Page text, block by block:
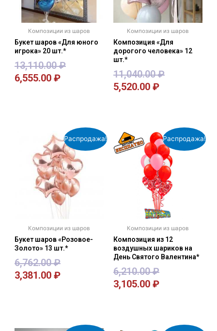
Композиции из шаров
Букет шаров «Для юного
игрока» 20 шт.*
13,110.00₽
6,555.00 ₽
Композиции из шаров
Композиция «Для
дорогого человека» 12
шт.*
11,040.00₽
5,520.00 ₽
Распродажа!
Композиции из шаров
Букет шаров «Розовое-
Золото» 13 шт.*
6,762.00₽
3,381.00 ₽
Распродажа!
Композиции из шаров
Композиция из 12
воздушных шариков на
День Святого Валентина*
6,210.00₽
3,105.00 ₽